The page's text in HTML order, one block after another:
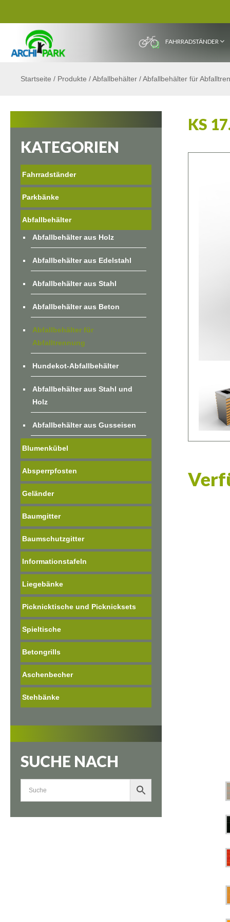
FAHRRADSTÄNDER
Startseite / Produkte /Abfallbehälter /Abfallbehälter für
KS
KATEGORIEN
Fahrradständer
Parkbänke
Abfallbehälter
Abfallbehälter aus Holz
Abfallbehälter aus Edelstahl
Abfallbehälter aus Stahl
Abfallbehälter aus Beton
Abfallbehälter für
Abfalltrennung
Hundekot-Abfallbehälter
Abfallbehälter aus Stahl und
Holz
Abfallbehälter aus Gusseisen
Blumenkübel
Absperrpfosten
Geländer
Baumgitter
Baumschutzgitter
Informationstafeln
Liegebänke
Picknicktische und Picknicksets
Spieltische
Betongrills
Aschenbecher
Stehbänke
SUCHE NACH